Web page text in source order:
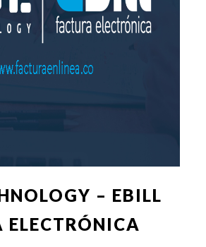
– EBILL
ELECTRÓNICA